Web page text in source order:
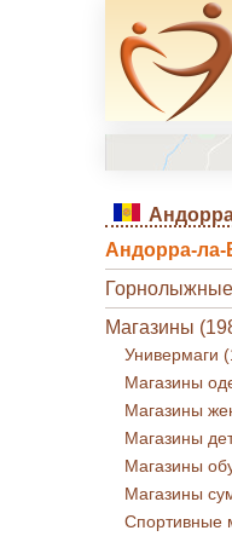
Андорра-ла-
Магазины
Универмаги
Магазины
Магазины
Магазины
Магазины
Магазины
Спортивные